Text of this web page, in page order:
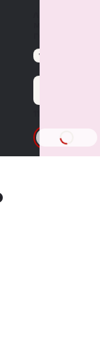
Упаковка 600 г
В КОРЗИНУ